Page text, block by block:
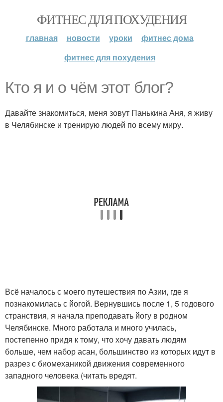
ФИТНЕС ДЛЯ ПОХУДЕНИЯ
главная новости уроки
фитнес дома
фитнес для похудения
Кто я и о чём этот блог?
Давайте знакомиться, меня зовут Панькина Аня, я живу
в Челябинске и тренирую людей по всему миру.
Всё началось с моего путешествия по Азии, где я
познакомилась с йогой. Вернувшись после 1, 5 годового
странствия, я начала преподавать йогу в родном
Челябинске. Много работала и много училась,
постепенно придя к тому, что хочу давать людям
больше, чем набор асан, большинство из которых идут в
разрез с биомеханикой движения современного
западного человека (читать вредят.